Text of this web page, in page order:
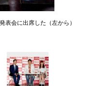
表会に出席した（左から）